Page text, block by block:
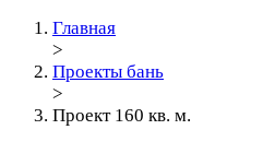
Главная
>
Проекты бань
>
Проект 160 кв. м.